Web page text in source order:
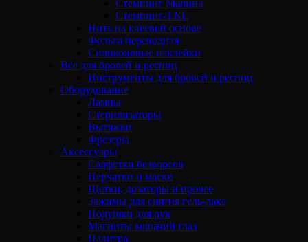
Стемпинг Малина
Стемпинг-TNL
Нить на клеевой основе
Фольга переводная
Силиконовые наклейки
Все для бровей и ресниц
Инструменты для бровей и ресниц
Оборудование
Лампы
Стерилизаторы
Вытяжки
Фрезеры
Аксессуары
Салфетки безворсов
Перчатки и маски
Щетки, дозаторы и прочее
Зажимы для снятия гель-лака
Подушки для рук
Магниты кошачий глаз
Палитра